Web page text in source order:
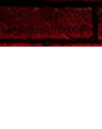
14+ Ценаот 8000 ₽